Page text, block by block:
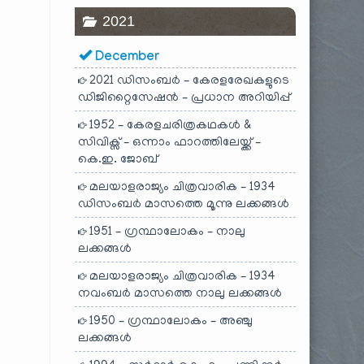
2021
December
2021 ഡിസംബർ – കേരളരേഖകളുടെ
ഡിജിറ്റൈസേഷൻ – പ്രധാന അറിയിപ്പ്
1952 – കേരളചരിത്രകഥകൾ &
സിവിക്സ് – ഒന്നാം ഫാറത്തിലേയ്ക്ക് –
കെ.ഇ. ജോബ്
മലയാളരാജ്യം ചിത്രവാരിക – 1934
ഡിസംബർ മാസത്തെ മൂന്നു ലക്കങ്ങൾ
1951 – ഗ്രന്ഥാലോകം – നാലു
ലക്കങ്ങൾ
മലയാളരാജ്യം ചിത്രവാരിക – 1934
നവംബർ മാസത്തെ നാലു ലക്കങ്ങൾ
1950 – ഗ്രന്ഥാലോകം – അഞ്ചു
ലക്കങ്ങൾ